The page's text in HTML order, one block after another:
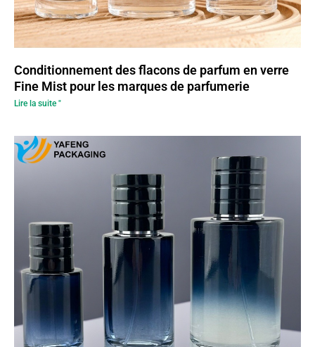
Conditionnement des flacons de parfum en verre
Fine Mist pour les marques de parfumerie
Lire la suite "